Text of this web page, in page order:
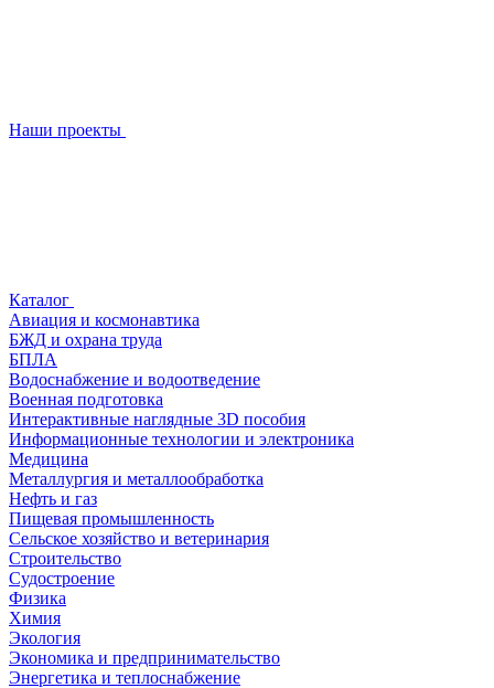
Наши проекты
Каталог
Авиация и космонавтика
БЖД и охрана труда
БПЛА
Водоснабжение и водоотведение
Военная подготовка
Интерактивные наглядные 3D пособия
Информационные технологии и электроника
Медицина
Металлургия и металлообработка
Нефть и газ
Пищевая промышленность
Сельское хозяйство и ветеринария
Строительство
Судостроение
Физика
Химия
Экология
Экономика и предпринимательство
Энергетика и теплоснабжение